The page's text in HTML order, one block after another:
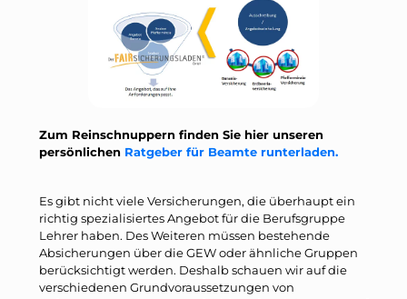
Zum Reinschnuppern finden Sie hier unseren
persönlichen Ratgeber für Beamte runterladen.
Es gibt nicht viele Versicherungen, die überhaupt ein
richtig spezialisiertes Angebot für die Berufsgruppe
Lehrer haben. Des Weiteren müssen bestehende
Absicherungen über die GEW oder ähnliche Gruppen
berücksichtigt werden. Deshalb schauen wir auf die
verschiedenen Grundvoraussetzungen von